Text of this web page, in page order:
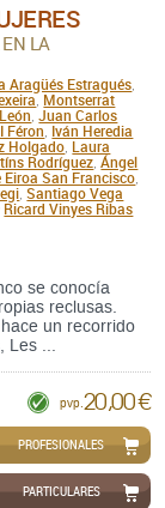
LA
Aragüés Estragués
Montserrat
Juan Carlos
Féron Iván Heredia
Holgado Laura
Rodríguez Ángel
San Francisco
,Santiago Vega
Ricard Vinyes Ribas
se conocía
reclusas.
un recorrido
...
pvp. 20,00 €
QUITARPROFESIONALES
PARTICULARES